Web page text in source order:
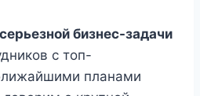
бизнес-задачи
с топ-
планами